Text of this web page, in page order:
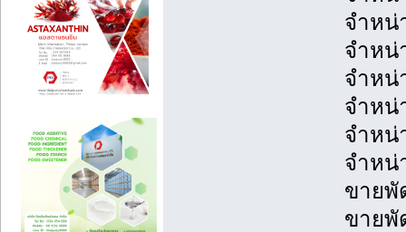
จำหน่
จำหน่
จำหน่
จำหน่
จำหน่
จำห
ขายพั
ขายพั